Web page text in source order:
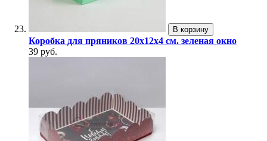
В корзину
Коробка для пряников 20х12х4 см. зеленая окно
39 руб.